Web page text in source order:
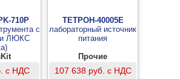
710P
с
ЛЮКС
с НДС
ТЕТРОН-40005Е
лабораторный источник
питания
Прочие
107 638 руб. с НДС